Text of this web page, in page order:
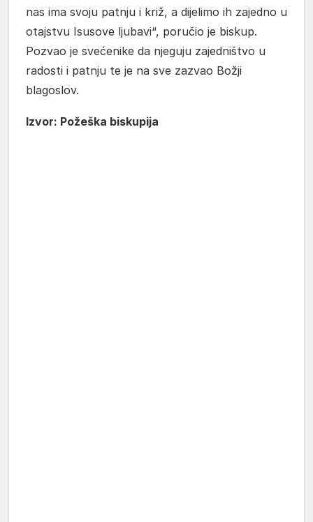
nas ima svoju patnju i križ, a dijelimo ih zajedno u
otajstvu Isusove ljubavi“, poručio je biskup.
Pozvao je svećenike da njeguju zajedništvo u
radosti i patnju te je na sve zazvao Božji
blagoslov.
Izvor: Požeška biskupija